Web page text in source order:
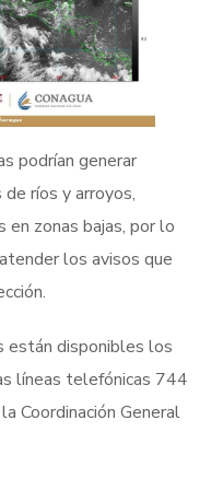
podrían generar
ríos y arroyos,
en zonas bajas, por lo
los avisos que
están disponibles los
líneas telefónicas 744
General